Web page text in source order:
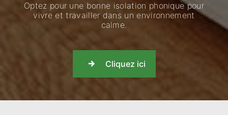
Optez pour une bonne isolation phonique pour
vivre et travailler dans un environnement
calme.
Cliquez ici